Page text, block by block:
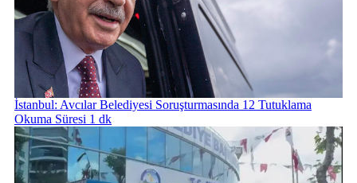
İstanbul: Avcılar Belediyesi Soruşturmasında 12 Tutuklama
Okuma Süresi 1 dk